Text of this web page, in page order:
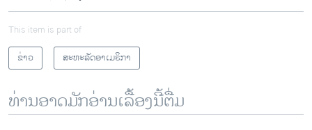
This item is part of
ຂ່າວ
ສະຫະລັດອາເມຣິກາ
ທ່ານອາດມັກອ່ານເລື້ອງນີ້ຕື່ມ